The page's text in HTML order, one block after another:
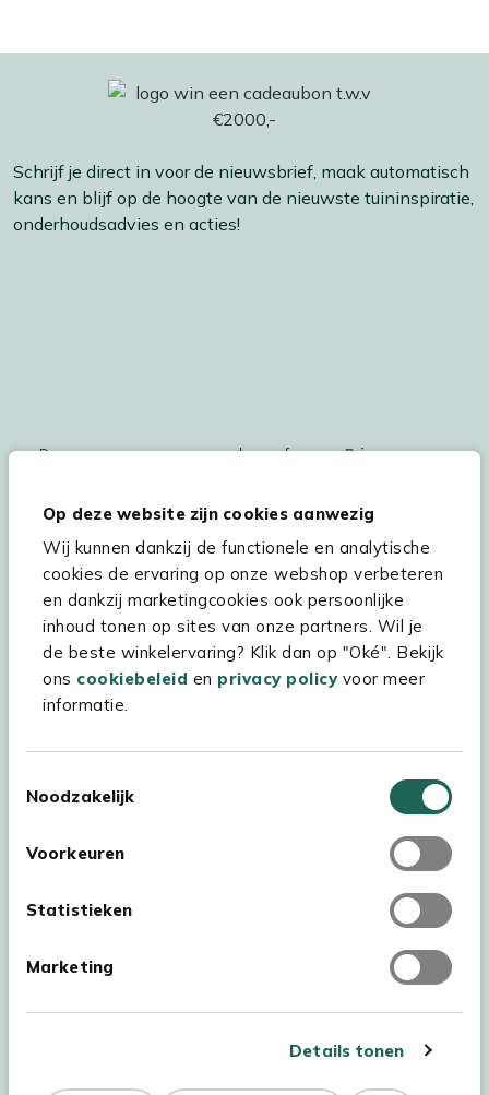
Op deze website zijn cookies aanwezig
Wij kunnen dankzij de functionele en analytische
cookies de ervaring op onze webshop verbeteren
en dankzij marketingcookies ook persoonlijke
inhoud tonen op sites van onze partners. Wil je
de beste winkelervaring? Klik dan op "Oké". Bekijk
ons cookiebeleid en privacy policyvoor meer
informatie.
Noodzakelijk
Voorkeuren
Statistieken
Marketing
Details tonen
Schrijf je direct in voor de nieuwsbrief, maak automatisch
kans en blijf op de hoogte van de nieuwste tuininspiratie,
onderhoudsadvies en acties!
De persoonsgegegevens worden conform onsPrivacy
Hulp & service
Assortiment
Kees Smit Tuinmeubelen
Experience Stores XXL